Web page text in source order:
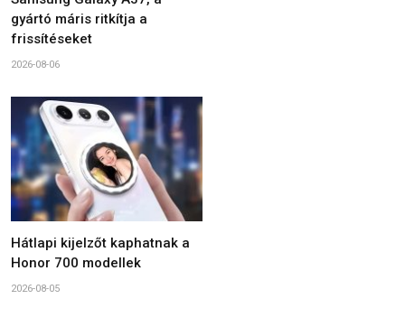
gyártó máris ritkítja a
frissítéseket
2026-08-06
Hátlapi kijelzőt kaphatnak a
Honor 700 modellek
2026-08-05